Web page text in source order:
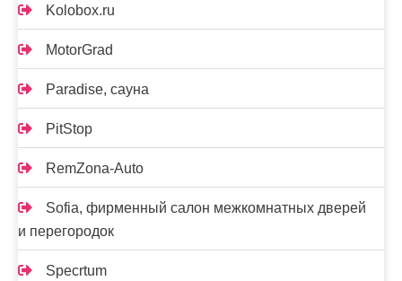
Kolobox.ru
MotorGrad
Paradise, сауна
PitStop
RemZona-Auto
Sofia, фирменный салон межкомнатных дверей
и перегородок
Specrtum